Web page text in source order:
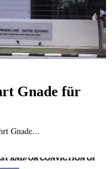
Gnade für
Gnade...